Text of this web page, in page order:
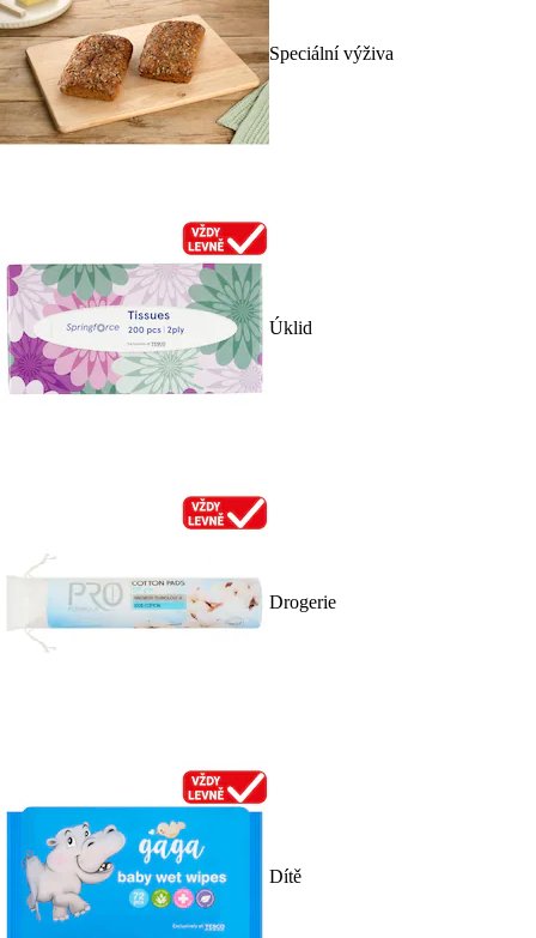
Speciální výživa
Úklid
Drogerie
Dítě